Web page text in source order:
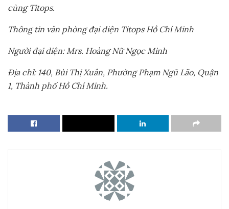
cùng Titops.
Thông tin văn phòng đại diện Titops Hồ Chí Minh
Người đại diện: Mrs. Hoàng Nữ Ngọc Minh
Địa chỉ: 140, Bùi Thị Xuân, Phường Phạm Ngũ Lão, Quận
1, Thành phố Hồ Chí Minh.